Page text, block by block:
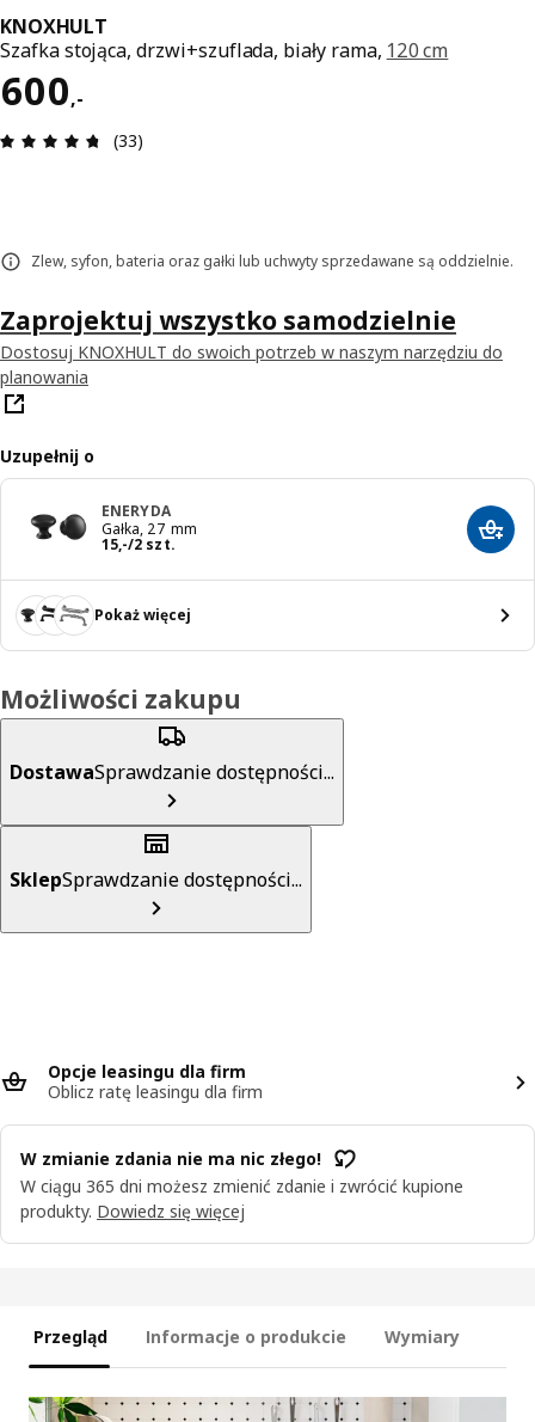
KNOXHULT
Szafka stojąca, drzwi+szuflada, biały rama, 120 cm
600,-
Cena 600,-
Opinia: 4.7 na 5 gwiazdki. Recenzje ogółem: 33
(33)
Zlew, syfon, bateria oraz gałki lub uchwyty sprzedawane są oddzielnie.
Zaprojektuj wszystko samodzielnie
Dostosuj KNOXHULT do swoich potrzeb w naszym narzędziu do
planowania
Uzupełnij o
ENERYDA
Gałka, 27 mm
15,-/2 szt.
Cena 15,-/2 szt.
Pokaż więcej
Możliwości zakupu
DostawaSprawdzanie dostępności...
SklepSprawdzanie dostępności...
Opcje leasingu dla firm
Oblicz ratę leasingu dla firm
W zmianie zdania nie ma nic złego!
W ciągu 365 dni możesz zmienić zdanie i zwrócić kupione
produkty. Dowiedz się więcej
Przegląd Informacje o produkcie Wymiary